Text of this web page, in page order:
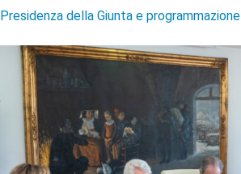
Presidenza della Giunta e programmazione